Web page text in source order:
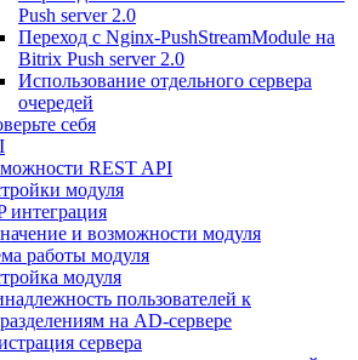
Push server 2.0
Переход с Nginx-PushStreamModule на
Bitrix Push server 2.0
Использование отдельного сервера
очередей
себя
REST API
модуля
интеграция
и возможности модуля
работы модуля
модуля
пользователей к
на AD-сервере
сервера